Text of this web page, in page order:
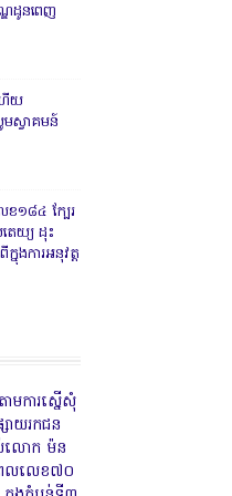
ឌដូនពេញ
ើយ
ស្វាគមន៍
ខ១៨៤ ក្បែរ
េយ្យ ដុះ
ក្នុងការអនុវត្ត
មការស្នើសុំ
ាយរកជន
ល់លោក ម៉ន
លលេខ៧០